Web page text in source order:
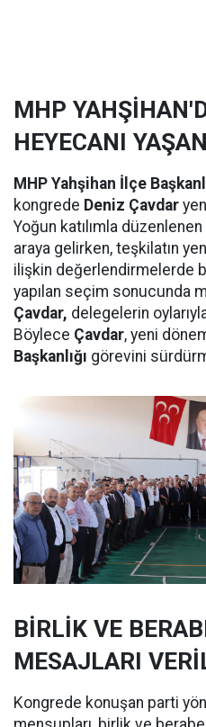
MHP
HEYECANI
MHP Yahşihan İlçe
kongrede Deniz Çavdar
Yoğun katılımla
araya gelirken, teşkilatın
ilişkin değerlendirmelerde
yapılan seçim sonucunda
Çavdar, delegelerin
Böylece Çavdar, yeni
Başkanlığı görevini
BİRLİK VE
MESAJLARI
Kongrede konuşan parti